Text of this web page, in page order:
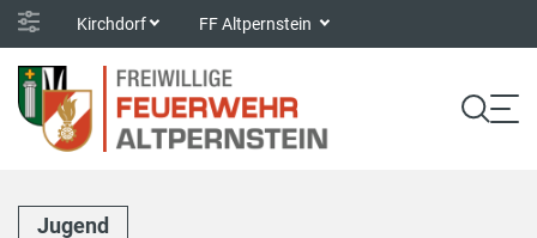
Kirchdorf FF Altpernstein
Jugend